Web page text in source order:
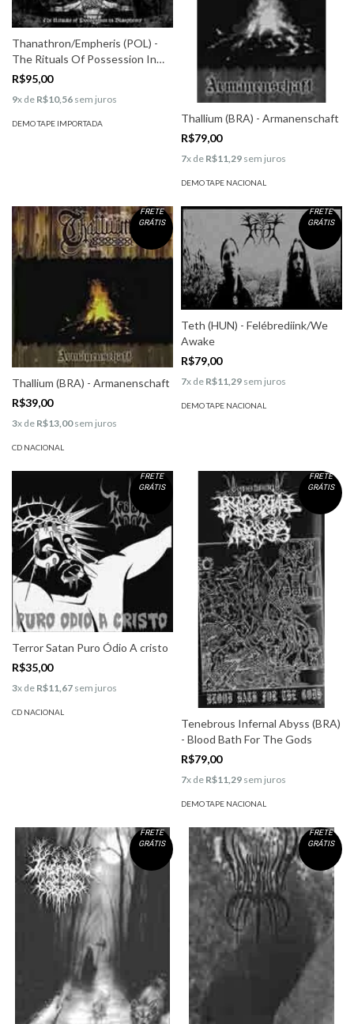
Thanathron/Empheris (POL) -
The Rituals Of Possession In
Blasphemy
R$95,00
9x de R$10,56 sem juros
DEMO TAPE IMPORTADA
Thallium (BRA) - Armanenschaft
R$79,00
7x de R$11,29 sem juros
DEMO TAPE NACIONAL
FRETE
GRÁTIS
Thallium (BRA) - Armanenschaft
R$39,00
3x de R$13,00sem juros
CD NACIONAL
FRETE
GRÁTIS
Teth (HUN) - Felébrediink/We
Awake
R$79,00
7x de R$11,29 sem juros
DEMO TAPE NACIONAL
FRETE
GRÁTIS
Terror Satan Puro Ódio A cristo
R$35,00
3x de R$11,67 sem juros
CD NACIONAL
FRETE
GRÁTIS
Tenebrous Infernal Abyss (BRA)
- Blood Bath For The Gods
R$79,00
7x de R$11,29 sem juros
DEMO TAPE NACIONAL
FRETE
GRÁTIS
FRETE
GRÁTIS